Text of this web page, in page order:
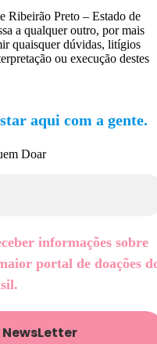
Ribeirão Preto – Estado de
a qualquer outro, por mais
quaisquer dúvidas, litígios
ou execução destes
aqui com a gente.
informações sobre
portal de doações